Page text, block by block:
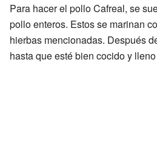
Para hacer el pollo Cafreal, se
pollo enteros. Estos se marinan
hierbas mencionadas. Después
hasta que esté bien cocido y